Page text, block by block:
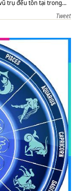
trụ đều tồn tại trong...
Tweet